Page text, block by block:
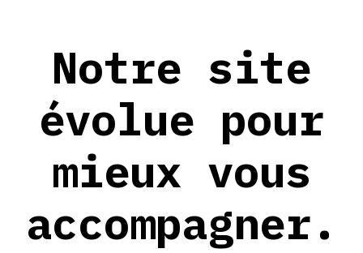
Notre site
évolue pour
mieux vous
accompagner.